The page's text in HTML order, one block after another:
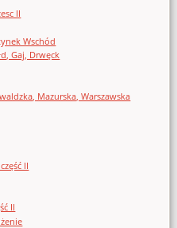
II
Wschód
Gaj, Drwęck
Mazurska, Warszawska
II
II